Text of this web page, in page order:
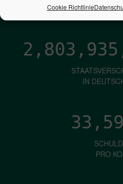
Cookie RichtliniePRO
IN
PRO